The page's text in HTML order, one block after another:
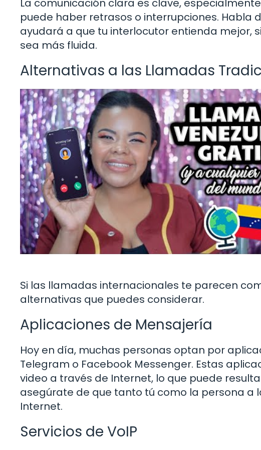
La comunicación clara es clave,
puede haber retrasos o interrupciones. Habla
ayudará a que tu interlocutor entienda mejor,
sea más fluida.
Alternativas a las Llamadas
Si las llamadas internacionales te parecen
alternativas que puedes considerar.
Aplicaciones de Mensajería
Hoy en día, muchas personas optan por
Telegram o Facebook Messenger. Estas
video a través de Internet, lo que puede
asegúrate de que tanto tú como la persona a
Internet.
Servicios de VoIP